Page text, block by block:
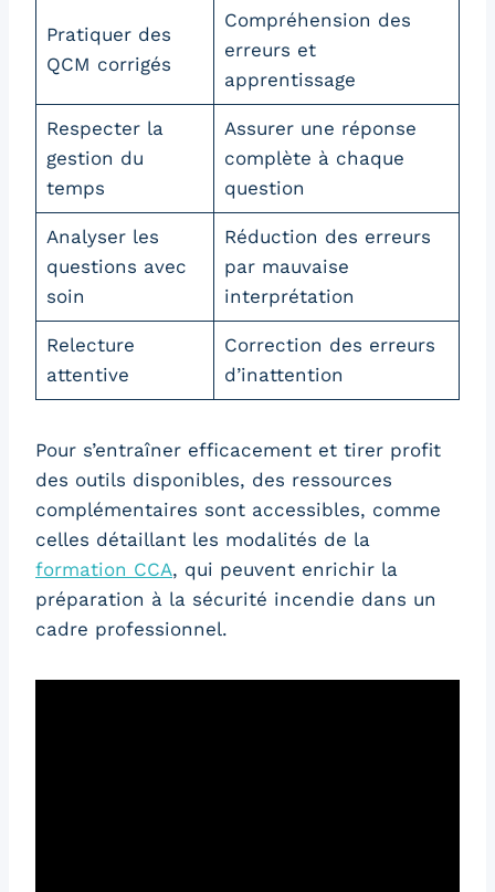
Pratiquer des
QCM corrigés
Compréhension des
erreurs et
apprentissage
Respecter la
gestion du
temps
Assurer une réponse
complète à chaque
question
Analyser les
questions avec
soin
Réduction des erreurs
par mauvaise
interprétation
Relecture
attentive
Correction des erreurs
d’inattention
Pour s’entraîner efficacement et tirer profit
des outils disponibles, des ressources
complémentaires sont accessibles, comme
celles détaillant les modalités de la
formation CCA, qui peuvent enrichir la
préparation à la sécurité incendie dans un
cadre professionnel.